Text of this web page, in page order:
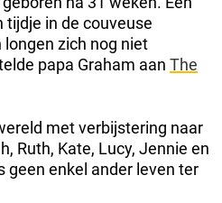
tijdje in de couveuse
zich nog niet
papa Graham aan The
met verbijstering naar
Ruth, Kate, Lucy, Jennie en
geen enkel ander leven ter